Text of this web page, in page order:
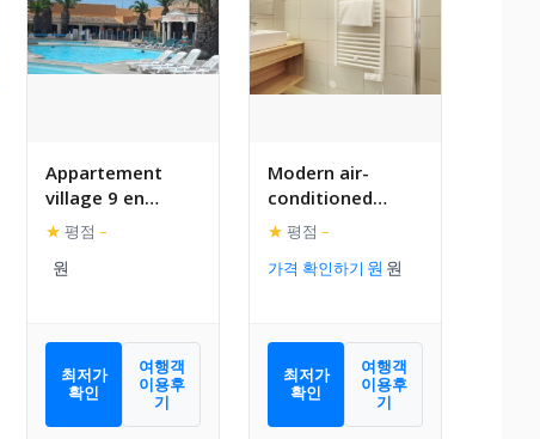
Appartement
village 9 en
residence de
vacances en
Camargue
★ 평점 –
최저가
확인
여행객
이용후
기
Modern air-
conditioned
studio in a quiet
and natural
domaine
★ 평점 –
가격 확인하기
최저가
확인
여행객
이용후
기